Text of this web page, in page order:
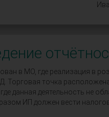
в МО, где реализация в
Торговая точка
данная деятельность не
ИП должен вести